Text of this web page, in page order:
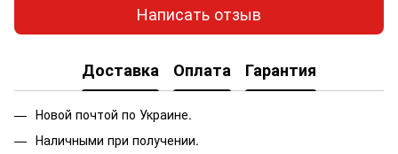
Написать отзыв
Доставка Оплата Гарантия
Новой почтой по Украине.
Наличными при получении.